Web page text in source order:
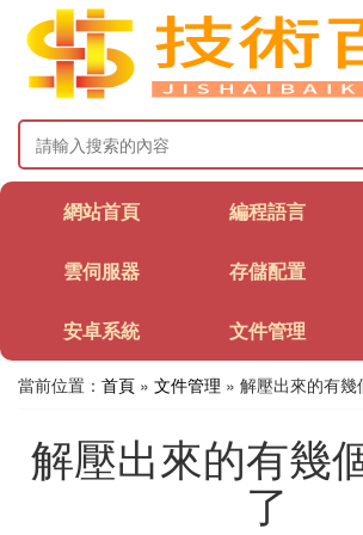
網站首頁 編程語言
雲伺服器 存儲配置
安卓系統 文件管理
當前位置： 首頁 » 文件管理 » 解壓出來的有幾
解壓出來的有幾
了